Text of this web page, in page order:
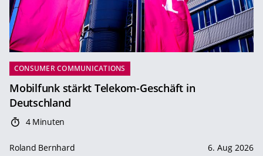
CONSUMER COMMUNICATIONS
Mobilfunk stärkt Telekom-Geschäft in
Deutschland
4 Minuten
Roland Bernhard 6. Aug 2026